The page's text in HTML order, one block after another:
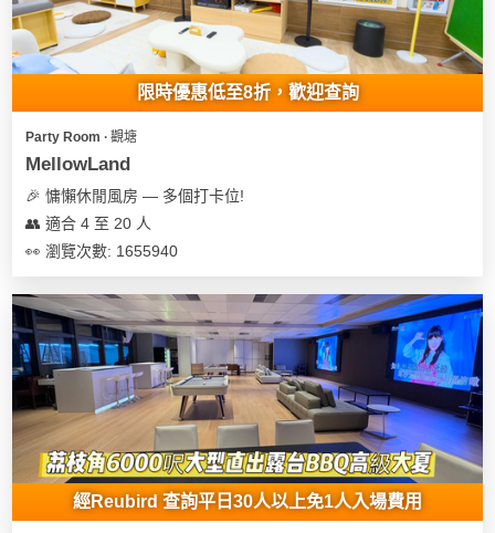
限時優惠低至8折，歡迎查詢
Party Room ∙ 觀塘
MellowLand
🎉 慵懶休閒風房 — 多個打卡位!
👥 適合 4 至 20 人
👀 瀏覽次數: 1655940
經Reubird 查詢平日30人以上免1人入場費用